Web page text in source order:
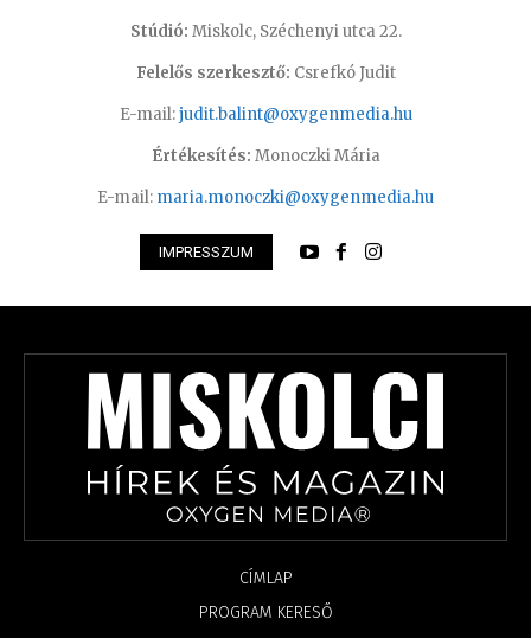
Stúdió: Miskolc, Széchenyi utca 22.
Felelős szerkesztő: Csrefkó Judit
E-mail:judit.balint@oxygenmedia.hu
Értékesítés: Monoczki Mária
E-mail: maria.monoczki@oxygenmedia.hu
IMPRESSZUM
CÍMLAP
PROGRAM KERESŐ